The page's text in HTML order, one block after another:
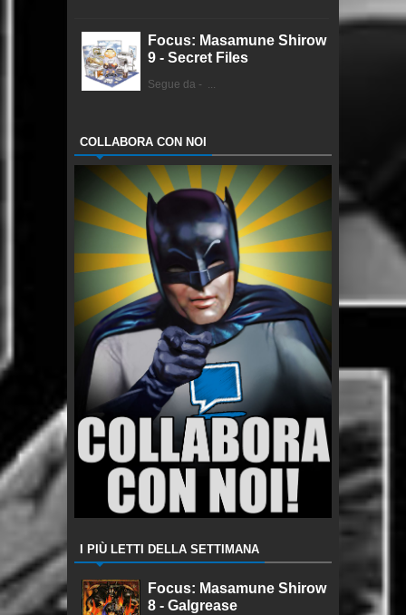
Focus: Masamune Shirow
9 - Secret Files
Segue da - ...
COLLABORA CON NOI
I PIÙ LETTI DELLA SETTIMANA
Focus: Masamune Shirow
8 - Galgrease